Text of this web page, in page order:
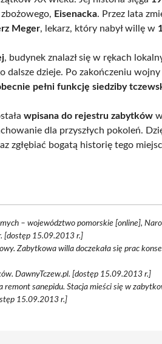
Eisenacka. Przez lata
Meger, lekarz, który nabył willę w
, budynek znalazł się w rękach
dalsze dzieje. Po zakończeniu
pełni funkcję siedziby
wpisana do rejestru zabytków
dla przyszłych pokoleń.
zgłębiać bogatą historię tego
– województwo pomorskie [online],
[dostęp 15.09.2013 r.]
Zabytkowa willa doczekała się prac
DawnyTczew.pl. [dostęp 15.09.2013 r.]
remont sanepidu. Stacja mieści się w
15.09.2013 r.]